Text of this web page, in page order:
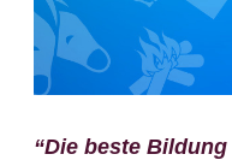
“Die beste